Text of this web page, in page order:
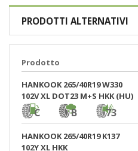
PRODOTTI ALTERNATIVI
Prodotto
HANKOOK 265/40R19 W330
102V XL DOT23 M+S HKK (HU)
C B 73
HANKOOK 265/40R19 K137
102Y XL HKK